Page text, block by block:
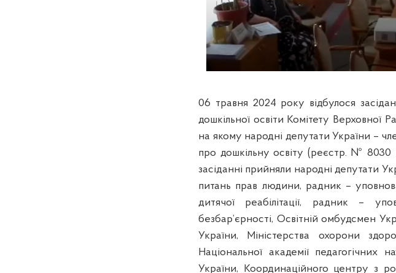
06 травня 2024 року відбулося
дошкільної освіти Комітету Верховної
на якому народні депутати України –
про дошкільну освіту (реєстр. № 8030
засіданні прийняли народні депутати
питань прав людини, радник –
дитячої реабілітації, радник –
безбар’єрності, Освітній омбудсмен
України, Міністерства охорони
Національної академії педагогічних
України, Координаційного центру з